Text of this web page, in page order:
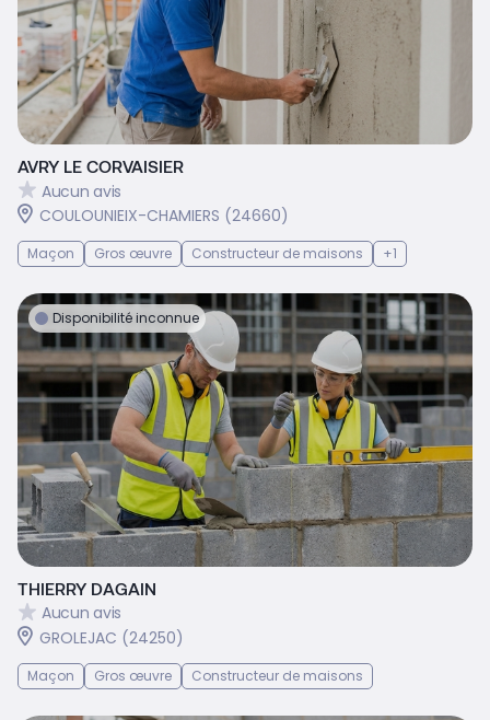
AVRY LE CORVAISIER
Aucun avis
COULOUNIEIX-CHAMIERS (24660)
Maçon Gros œuvre Constructeur de maisons +1
Disponibilité inconnue
THIERRY DAGAIN
Aucun avis
GROLEJAC (24250)
Maçon Gros œuvre Constructeur de maisons